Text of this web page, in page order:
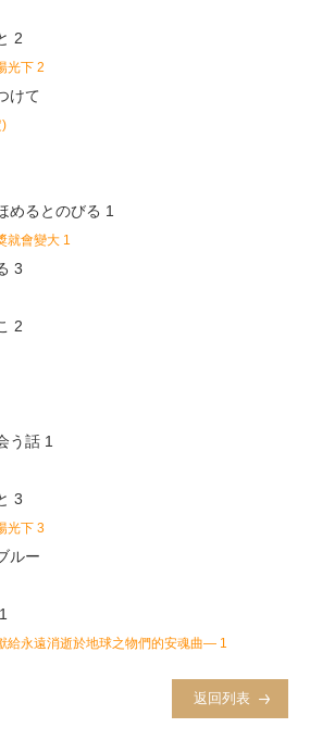
2
光下 2
けて
)
めるとのびる 1
就會變大 1
3
2
う話 1
3
光下 3
ルー
永遠消逝於地球之物們的安魂曲― 1
返回列表